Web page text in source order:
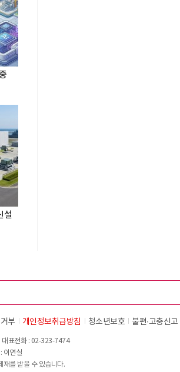
설
부 개인정보취급방침 청소년보호 불편∙고충신고
대표전화 : 02-323-7474
이연실
재를 받을 수 있습니다.